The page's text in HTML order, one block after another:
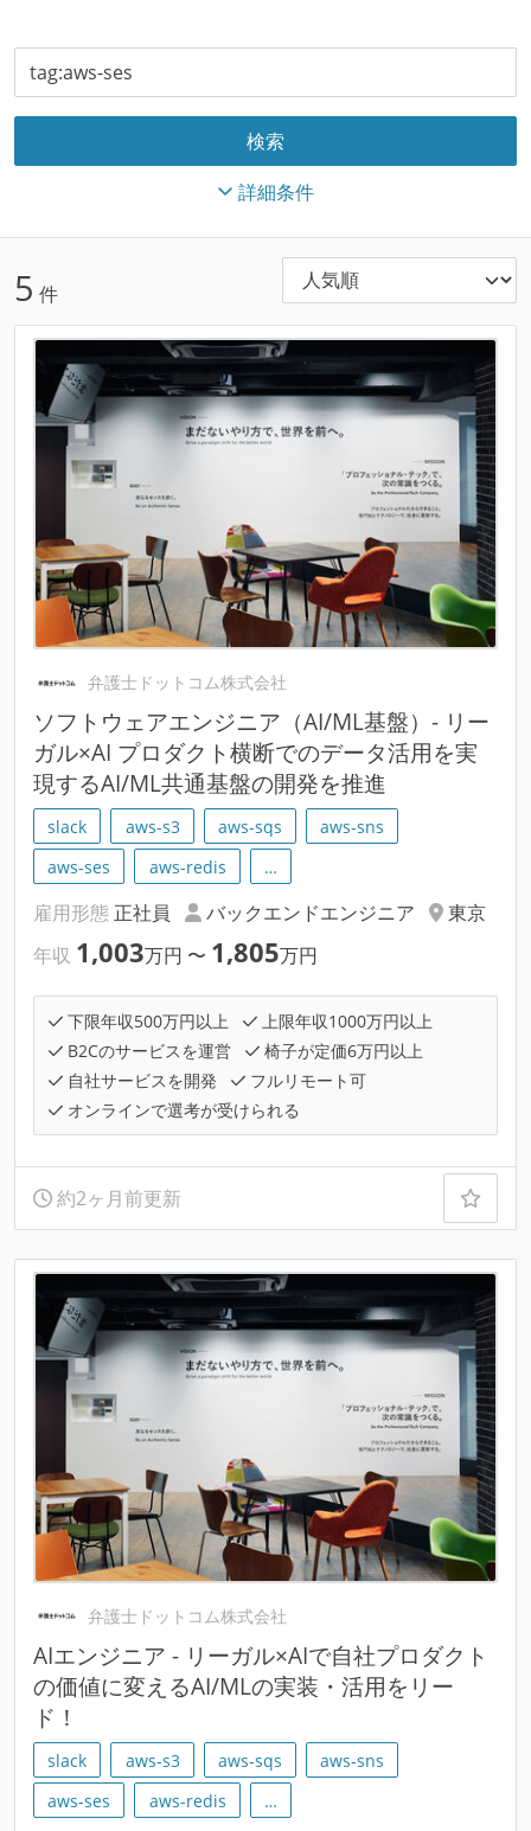
詳細条件
5 件
弁護士ドットコム株式会社
ソフトウェアエンジニア（AI/ML基盤）- リー
ガル×AI プロダクト横断でのデータ活用を実
現するAI/ML共通基盤の開発を推進
slack aws-s3 aws-sqs
aws-sns
aws-ses
aws-redis …
雇用形態 正社員 バックエンドエンジニア
東京
年収 1,003万円 〜 1,805万円
下限年収500万円以上
上限年収1000万円以上
B2Cのサービスを運営
椅子が定価6万円以上
自社サービスを開発
フルリモート可
オンラインで選考が受けられる
約2ヶ月前更新
弁護士ドットコム株式会社
AIエンジニア - リーガル×AIで自社プロダクト
の価値に変えるAI/MLの実装・活用をリー
ド！
slack aws-s3 aws-sqs
aws-sns
aws-ses
aws-redis …